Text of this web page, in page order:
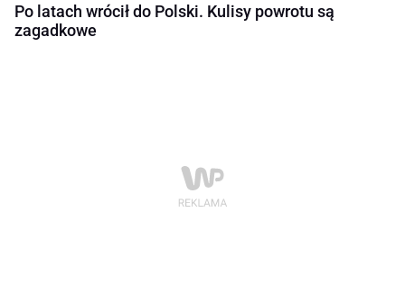
Po latach wrócił do Polski. Kulisy powrotu są
zagadkowe